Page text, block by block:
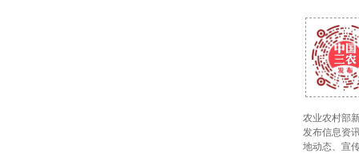
农业农村部
发布信息资
地动态、宣